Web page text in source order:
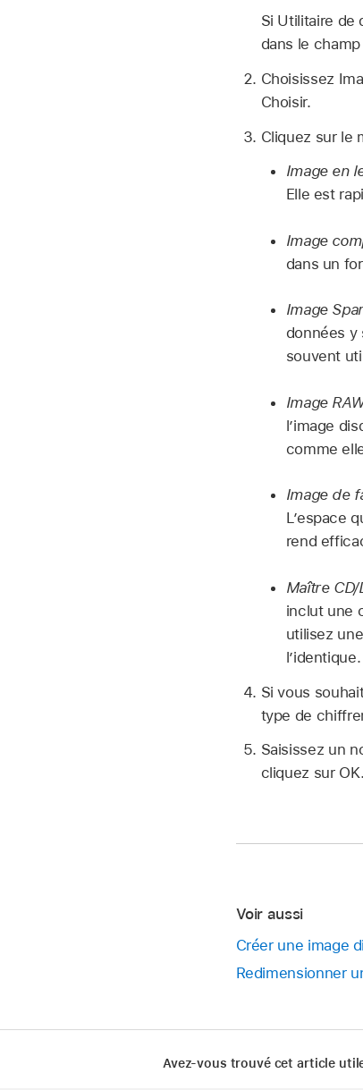
Si Utilitaire de
dans le
Choisissez
Choisir.
Cliquez sur le
Image en
Elle est
Image
dans un
Image
données
souvent
Image
l’image
comme
Image de
L’espace
rend
Maître CD/
inclut une
utilisez
l’identique.
Si vous
type de
Saisissez un
cliquez sur OK.
Voir aussi
Créer une image
Redimensionner
Avez-vous trouvé cet article